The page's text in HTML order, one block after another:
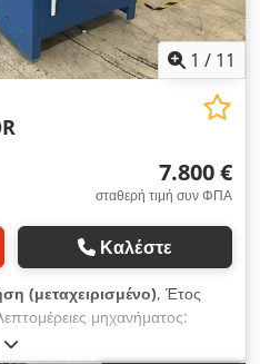
1 / 11
7.800 €
σταθερή τιμή συν ΦΠΑ
Καλέστε
(μεταχειρισμένο), Έτος
μηχανήματος:
Έλεγχος Navigator, 1η